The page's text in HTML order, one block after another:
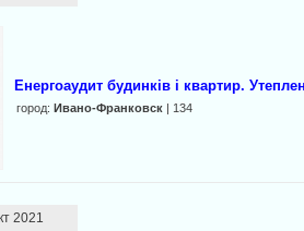
Енергоаудит будинків і квартир.
город: Ивано-Франковск| 134
2021